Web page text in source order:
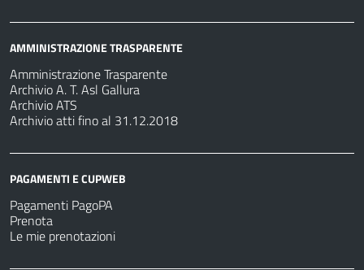
AMMINISTRAZIONE TRASPARENTE
Amministrazione Trasparente
Archivio A. T. Asl Gallura
Archivio ATS
Archivio atti fino al 31.12.2018
PAGAMENTI E CUPWEB
Pagamenti PagoPA
Prenota
Le mie prenotazioni